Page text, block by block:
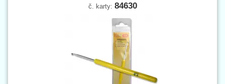
č. karty: 84630